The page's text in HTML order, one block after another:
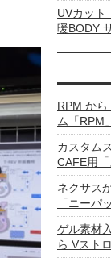
UVカット
暖BODY
RPM か
ム「RPM
カスタム
CAFE用
ネクサス
「ニーパ
ゲル素材
ら Vスト